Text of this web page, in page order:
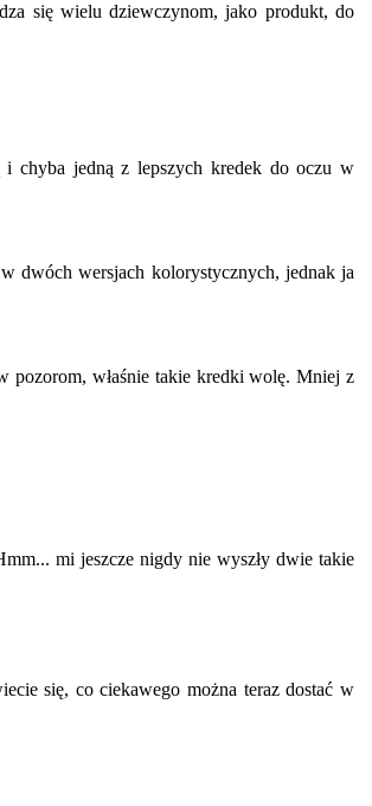
się wielu dziewczynom, jako produkt, do
i chyba jedną z lepszych kredek do oczu w
dwóch wersjach kolorystycznych, jednak ja
pozorom, właśnie takie kredki wolę. Mniej z
mi jeszcze nigdy nie wyszły dwie takie
się, co ciekawego można teraz dostać w